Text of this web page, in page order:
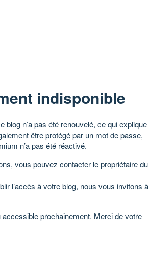
indisponible
blog n’a pas été renouvelé, ce qui explique
être protégé par un mot de passe,
n’a pas été réactivé.
vous pouvez contacter le propriétaire du
l’accès à votre blog, nous vous invitons à
prochainement. Merci de votre